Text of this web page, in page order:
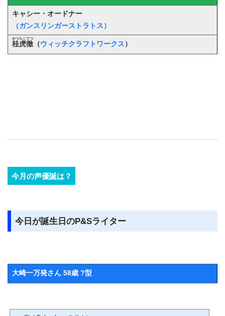
キャシー・オードナー
（ガンスリンガーストラトス）
桂虎徹
かつらこてつ
（ウィッチクラフトワークス ）
今月の声優誕は？
今日が誕生日のP&Sライター
大崎一万発さん 58歳 ?型